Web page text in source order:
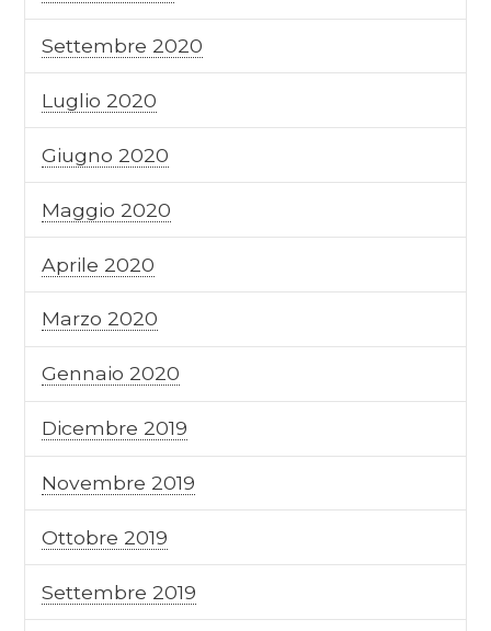
Settembre 2020
Luglio 2020
Giugno 2020
Maggio 2020
Aprile 2020
Marzo 2020
Gennaio 2020
Dicembre 2019
Novembre 2019
Ottobre 2019
Settembre 2019